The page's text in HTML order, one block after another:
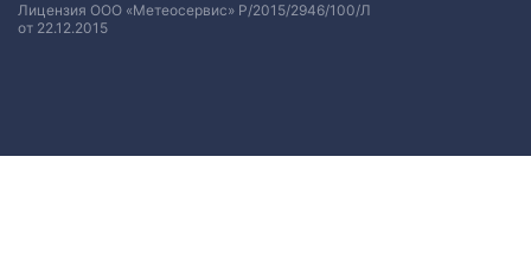
Лицензия ООО «Метеосервис» Р/2015/2946/100/Л
от 22.12.2015